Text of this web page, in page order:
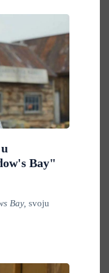
Bay"
Bay, svoju